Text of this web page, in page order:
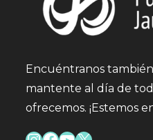
Encuéntranos
mantente al día de
ofrecemos. ¡Estemos